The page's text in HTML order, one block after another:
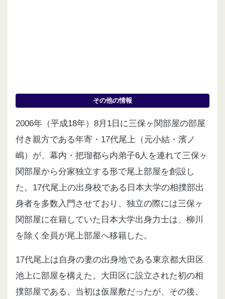
その他の情報
2006年（平成18年）8月1日に三保ヶ関部屋の部屋
付き親方である年寄・17代尾上（元小結・濱ノ
嶋）が、幕内・把瑠都ら内弟子6人を連れて三保ヶ
関部屋から分家独立する形で尾上部屋を創設し
た。17代尾上の出身校である日本大学の相撲部出
身者を多数入門させており、独立の際には三保ヶ
関部屋に在籍していた日本大学出身力士は、柳川
を除く全員が尾上部屋へ移籍した。
17代尾上は自身の妻の出身地である東京都大田区
池上に部屋を構えた。大田区に設立された初の相
撲部屋である。当初は仮屋敷だったが、その後、